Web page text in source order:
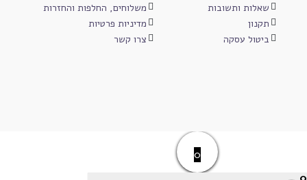
שאלות ותשובות
משלוחים, החלפות והחזרות
תקנון
מדיניות פרטיות
ביטול עסקה
צרו קשר
0